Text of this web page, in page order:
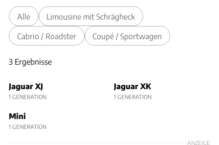
Alle Limousine mit Schrägheck
Cabrio / Roadster Coupé / Sportwagen
3 Ergebnisse
Jaguar XJ
1 GENERATION
Jaguar XK
1 GENERATION
Mini
1 GENERATION
ANZEIGE